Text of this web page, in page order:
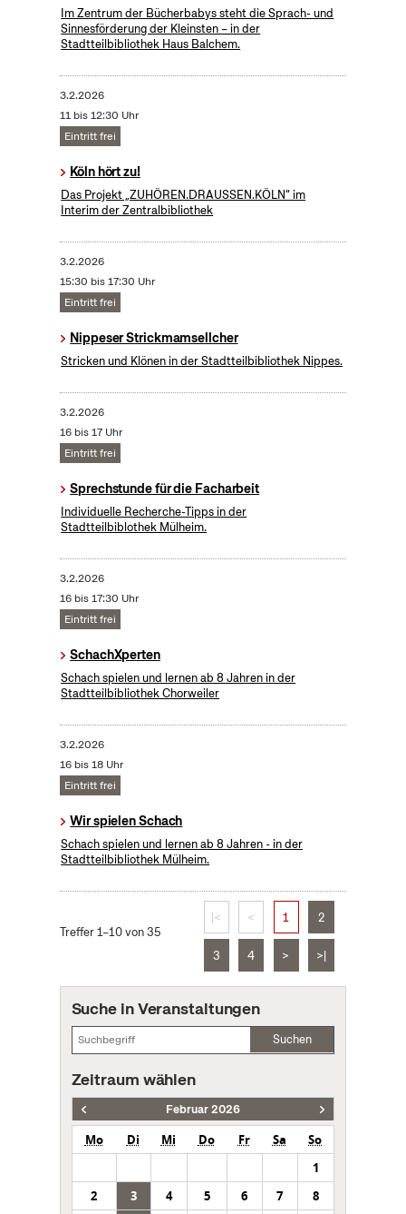
Im Zentrum der Bücherbabys steht die Sprach- und
Sinnesförderung der Kleinsten – in der
Stadtteilbibliothek Haus Balchem.
3.2.2026
11 bis 12:30 Uhr
Eintritt frei
Köln hört zu!
Das Projekt „ZUHÖREN.DRAUSSEN.KÖLN“ im
Interim der Zentralbibliothek
3.2.2026
15:30 bis 17:30 Uhr
Eintritt frei
Nippeser Strickmamsellcher
Stricken und Klönen in der Stadtteilbibliothek Nippes.
3.2.2026
16 bis 17 Uhr
Eintritt frei
Sprechstunde für die Facharbeit
Individuelle Recherche-Tipps in der
Stadtteilbiblothek Mülheim.
3.2.2026
16 bis 17:30 Uhr
Eintritt frei
SchachXperten
Schach spielen und lernen ab 8 Jahren in der
Stadtteilbibliothek Chorweiler
3.2.2026
16 bis 18 Uhr
Eintritt frei
Wir spielen Schach
Schach spielen und lernen ab 8 Jahren - in der
Stadtteilbibliothek Mülheim.
Treffer 1–10 von 35
|< < 1 2
3 4 > >|
Suche in Veranstaltungen
Suchen
Zeitraum wählen
Februar 2026
Mo Di Mi Do Fr Sa
So
1
2
3 4 5 6 7
8